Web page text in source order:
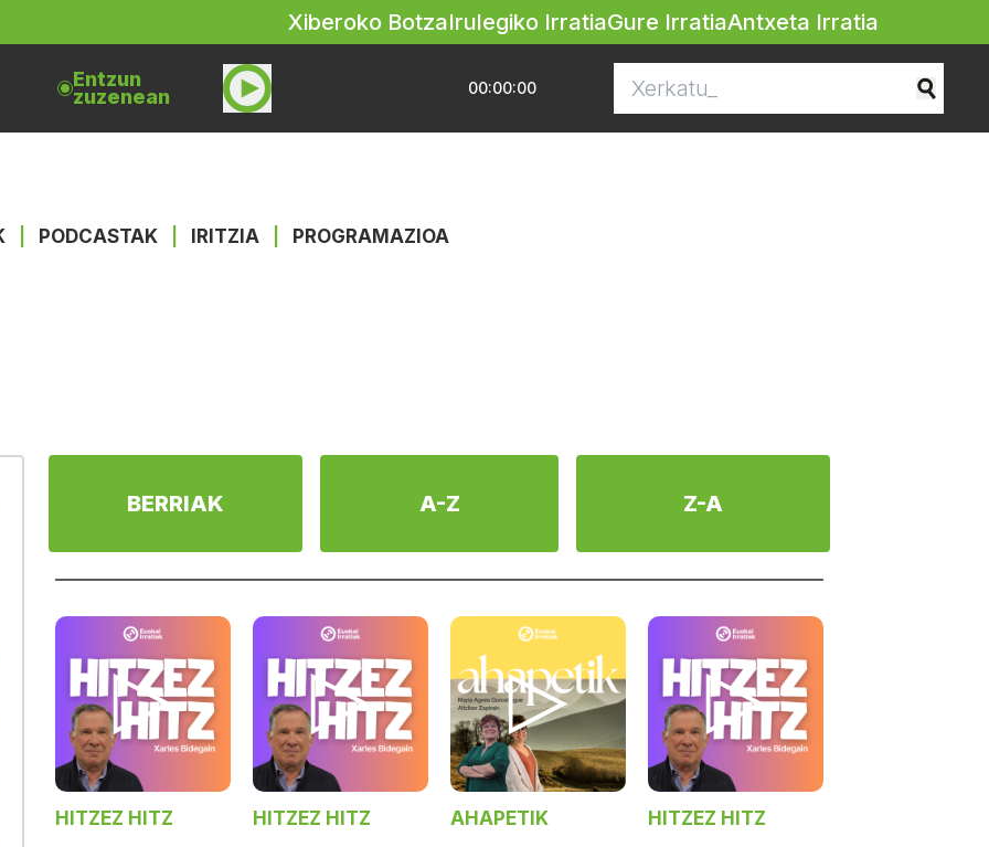
Xiberoko BotzaIrulegiko IrratiaGure IrratiaAntxeta Irratia
Entzun
zuzenean 00:00:00
PODCASTAK IRITZIA PROGRAMAZIOA
BERRIAK A-Z Z-A
HITZEZ HITZ HITZEZ HITZ AHAPETIK HITZEZ HITZ